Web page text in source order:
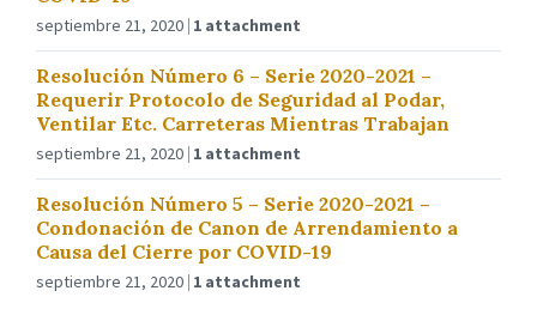
septiembre 21, 2020 1 attachment
Resolución Número 6 – Serie 2020-2021 –
Requerir Protocolo de Seguridad al Podar,
Ventilar Etc. Carreteras Mientras Trabajan
septiembre 21, 2020 1 attachment
Resolución Número 5 – Serie 2020-2021 –
Condonación de Canon de Arrendamiento a
Causa del Cierre por COVID-19
septiembre 21, 2020 1 attachment